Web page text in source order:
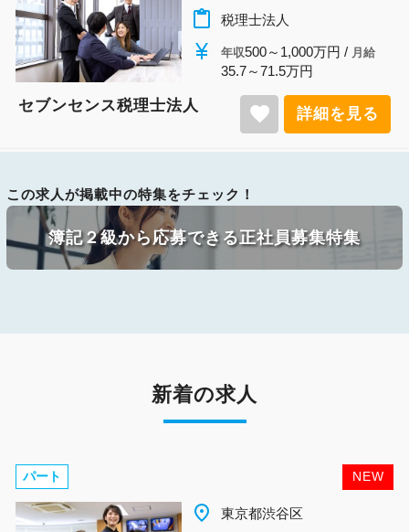
content_paste 税理士法人
currency_yen 年収500～1,000万円 / 月給
35.7～71.5万円
セブンセンス税理士法人 favorite 詳細を見る
この求人が掲載中の特集をチェック！
簿記２級から応募できる正社員募集特集
新着の求人
NEW
パート
place 千葉県柏市